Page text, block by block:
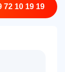
72 10 19 19